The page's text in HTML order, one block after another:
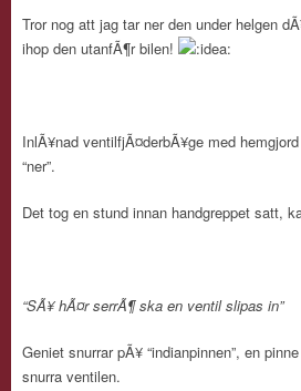
Tror nog att jag tar ner den under helgen
ihop den utanfÃ¶r bilen!
InlÃ¥nad ventilfjÃ¤derbÃ¥ge med
“ner”.
Det tog en stund innan handgreppet satt,
“SÃ¥ hÃ¤r serrÃ¶ ska en ventil slipas in”
Geniet snurrar pÃ¥ “indianpinnen”, en
snurra ventilen.